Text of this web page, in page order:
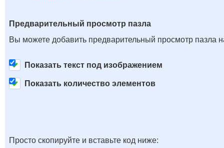
Предварительный просмотр пазла
Вы можете добавить предварительный просмотр пазла
Показать текст под изображением
Показать количество элементов
Просто скопируйте и вставьте код ниже: